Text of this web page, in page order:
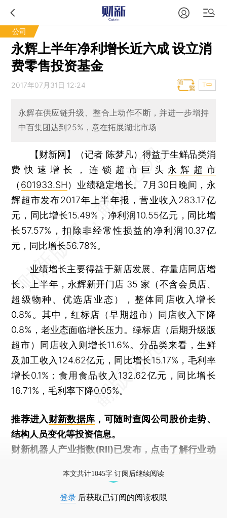
公司
永辉上半年净利增长近六成 设立消
费零售投资基金
2017年07月31日 12:24 T中
永辉在供应链升级、整合上动作不断，并进一步增持
中百集团达到25%，意在拓展湖北市场
【财新网】（记者 陈梦凡） 得益于生鲜品类消
费快速增长，连锁超市巨头 永辉超市
（ 601933.SH）业绩稳定增长。7月30日晚间，永
辉超市发布2017年上半年报，营业收入283.17亿
元，同比增长15.49%，净利润10.55亿元，同比增
长57.57%，扣除非经常性损益的净利润10.37亿
元，同比增长56.78%。
业绩增长主要得益于新店发展、存量店同店增
长。上半年，永辉新开门店 35 家（不含会员店、
超级物种、优选店业态），整体同店收入增长
0.8%。其中，红标店（早期超市）同店收入下降
0.8%，老业态面临增长压力。绿标店（后期升级版
超市）同店收入则增长11.6%。分品类来看，生鲜
及加工收入124.62亿元，同比增长15.17%，毛利率
增长0.1%；食用食品收入132.62亿元，同比增长
16.71%，毛利率下降0.05%。
推荐进入财新数据库 ，可随时查阅公司股价走势、
结构人员变化等投资信息。
财新机器人产业指数(RII)已发布， 点击了解行业动
本文共计1045字 订阅后继续阅读
登录 后获取已订阅的阅读权限